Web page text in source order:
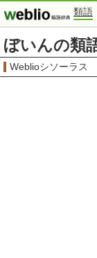
類語
ぼいんの類
Weblioシソーラス